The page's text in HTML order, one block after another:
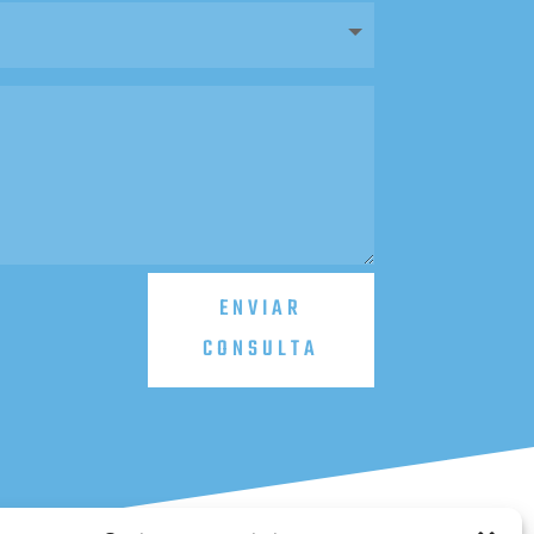
ENVIAR
CONSULTA